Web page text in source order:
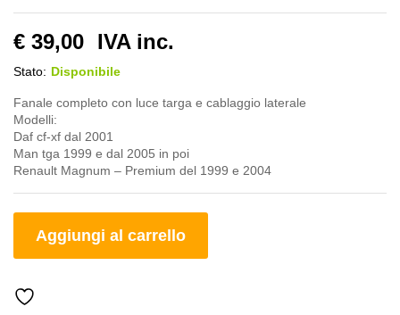
€ 39,00 IVA inc.
Stato: Disponibile
Fanale completo con luce targa e cablaggio laterale
Modelli:
Daf cf-xf dal 2001
Man tga 1999 e dal 2005 in poi
Renault Magnum – Premium del 1999 e 2004
Aggiungi al carrello